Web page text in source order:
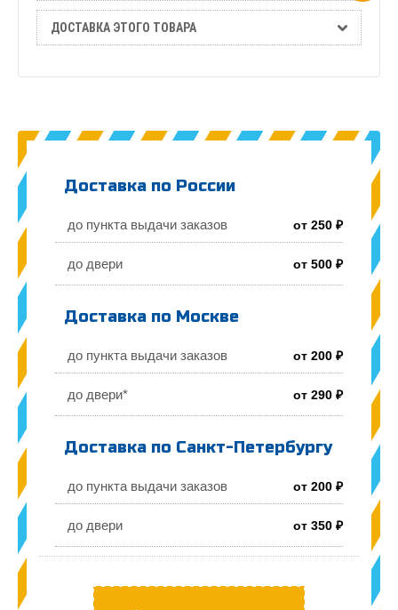
ДОСТАВКА ЭТОГО ТОВАРА
Доставка по России
до пункта выдачи заказов от 250 ₽
до двери от 500 ₽
Доставка по Москве
до пункта выдачи заказов от 200 ₽
до двери* от 290 ₽
Доставка по Санкт-Петербургу
до пункта выдачи заказов от 200 ₽
до двери от 350 ₽